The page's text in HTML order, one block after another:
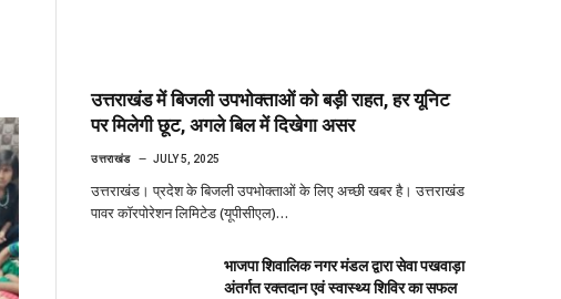
उत्तराखंड में बिजली उपभोक्ताओं को बड़ी राहत, हर यूनिट
पर मिलेगी छूट, अगले बिल में दिखेगा असर
उत्तराखंड JULY 5, 2025
उत्तराखंड। प्रदेश के बिजली उपभोक्ताओं के लिए अच्छी खबर है। उत्तराखंड
पावर कॉरपोरेशन लिमिटेड (यूपीसीएल)…
भाजपा शिवालिक नगर मंडल द्वारा सेवा पखवाड़ा
अंतर्गत रक्तदान एवं स्वास्थ्य शिविर का सफल